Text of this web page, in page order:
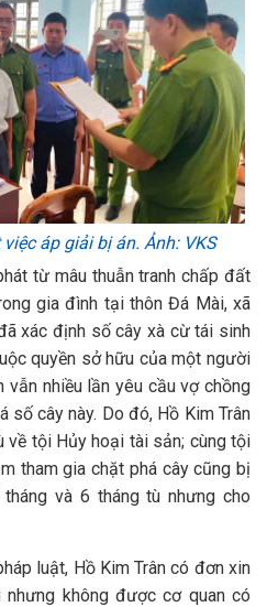
áp giải bị án. Ảnh: VKS
từ mâu thuẫn tranh chấp đất
gia đình tại thôn Đá Mài, xã
xác định số cây xà cừ tái sinh
quyền sở hữu của một người
vẫn nhiều lần yêu cầu vợ chồng
số cây này. Do đó, Hồ Kim Trân
về tội Hủy hoại tài sản; cùng tội
tham gia chặt phá cây cũng bị
và 6 tháng tù nhưng cho
luật, Hồ Kim Trân có đơn xin
nhưng không được cơ quan có